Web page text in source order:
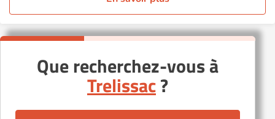
Que recherchez-vous à
Trelissac?